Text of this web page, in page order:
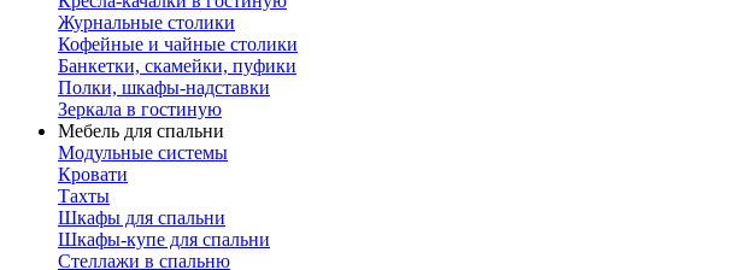
Журнальные столики
Кофейные и чайные столики
Банкетки, скамейки, пуфики
Полки, шкафы-надставки
Зеркала в гостиную
Мебель для спальни
Модульные системы
Кровати
Тахты
Шкафы для спальни
Шкафы-купе для спальни
Стеллажи в спальню